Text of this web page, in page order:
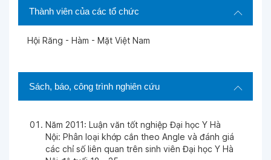
Thành viên của các tổ chức
Hội Răng - Hàm - Mặt Việt Nam
Sách, báo, công trình nghiên cứu
Năm 2011: Luận văn tốt nghiệp Đại học Y Hà
Nội: Phân loại khớp cắn theo Angle và đánh giá
các chỉ số liên quan trên sinh viên Đại học Y Hà
Ngày 09-10-2025